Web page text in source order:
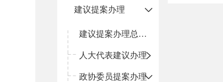
建议提案办理
建议提案办理总体情况
人大代表建议办理
政协委员提案办理